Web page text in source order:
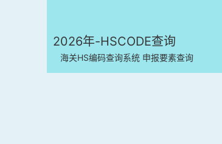
2026年-HSCODE查询
海关HS编码查询系统 申报要素查询